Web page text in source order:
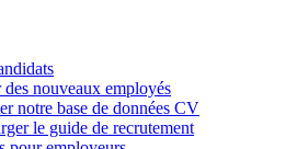
nouveaux employés
notre base de données CV
le guide de recrutement